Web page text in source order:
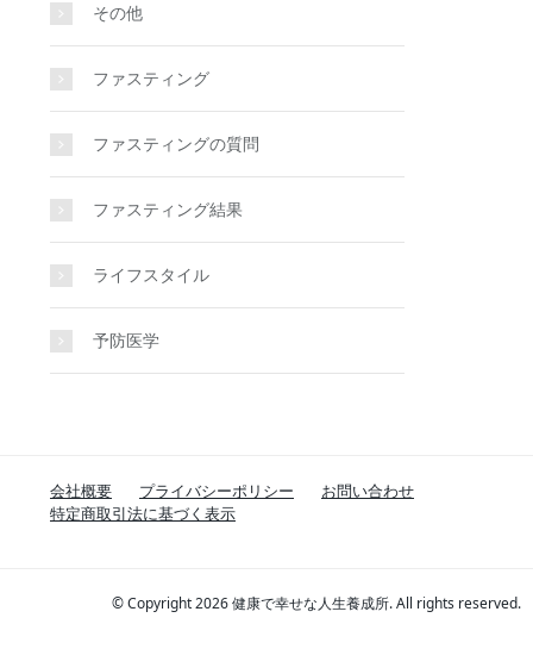
その他
ファスティング
ファスティングの質問
ファスティング結果
ライフスタイル
予防医学
会社概要 プライバシーポリシー
お問い合わせ
特定商取引法に基づく表示
© Copyright 2026 健康で幸せな人生養成所. All rights reserved.